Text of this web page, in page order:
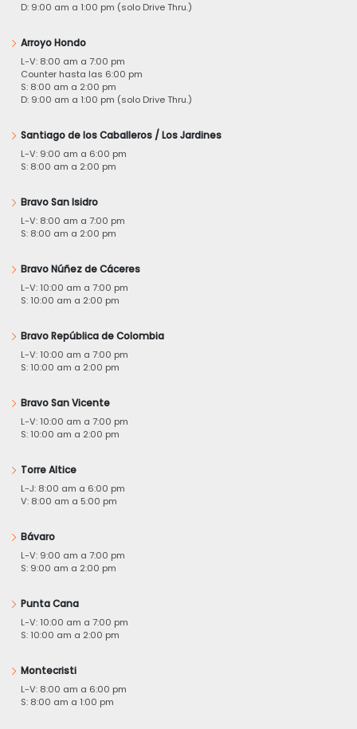
D: 9:00 am a 1:00 pm (solo Drive Thru.)
Arroyo Hondo
L-V: 8:00 am a 7:00 pm
Counter hasta las 6:00 pm
S: 8:00 am a 2:00 pm
D: 9:00 am a 1:00 pm (solo Drive Thru.)
Santiago de los Caballeros / Los Jardines
L-V: 9:00 am a 6:00 pm
S: 8:00 am a 2:00 pm
Bravo San Isidro
L-V: 8:00 am a 7:00 pm
S: 8:00 am a 2:00 pm
Bravo Núñez de Cáceres
L-V: 10:00 am a 7:00 pm
S: 10:00 am a 2:00 pm
Bravo República de Colombia
L-V: 10:00 am a 7:00 pm
S: 10:00 am a 2:00 pm
Bravo San Vicente
L-V: 10:00 am a 7:00 pm
S: 10:00 am a 2:00 pm
Torre Altice
L-J: 8:00 am a 6:00 pm
V: 8:00 am a 5:00 pm
Bávaro
L-V: 9:00 am a 7:00 pm
S: 9:00 am a 2:00 pm
Punta Cana
L-V: 10:00 am a 7:00 pm
S: 10:00 am a 2:00 pm
Montecristi
L-V: 8:00 am a 6:00 pm
S: 8:00 am a 1:00 pm